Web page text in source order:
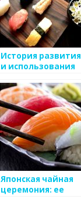
История развития
и использования
японской кухне
Японская чайная
церемония: ее